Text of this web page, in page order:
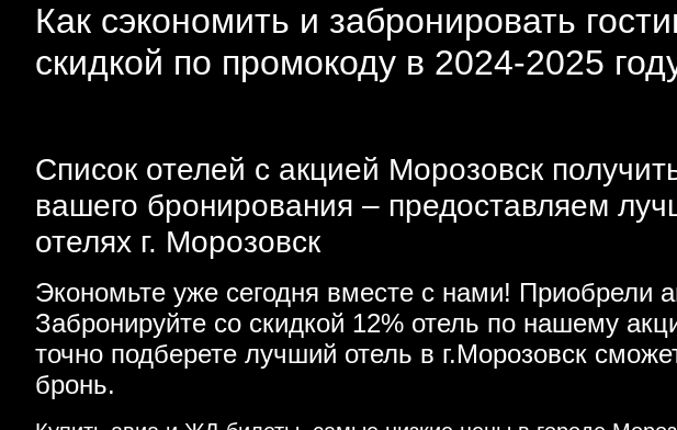
Как сэкономить и забронировать
скидкой по промокоду в 2024-2025
Список отелей с акцией Морозовск
вашего бронирования – предоставляем
отелях г. Морозовск
Экономьте уже сегодня вместе с нами!
Забронируйте со скидкой 12% отель по нашему
точно подберете лучший отель в г.Морозовск
бронь.